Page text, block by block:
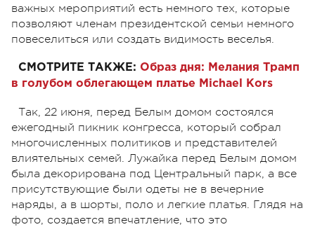
важных мероприятий есть немного тех, которые
позволяют членам президентской семьи немного
повеселиться или создать видимость веселья.
СМОТРИТЕ ТАКЖЕ: Образ дня: Мелания Трамп
в голубом облегающем платье Michael Kors
Так, 22 июня, перед Белым домом состоялся
ежегодный пикник конгресса, который собрал
многочисленных политиков и представителей
влиятельных семей. Лужайка перед Белым домом
была декорирована под Центральный парк, а все
присутствующие были одеты не в вечерние
наряды, а в шорты, поло и легкие платья. Глядя на
фото, создается впечатление, что это